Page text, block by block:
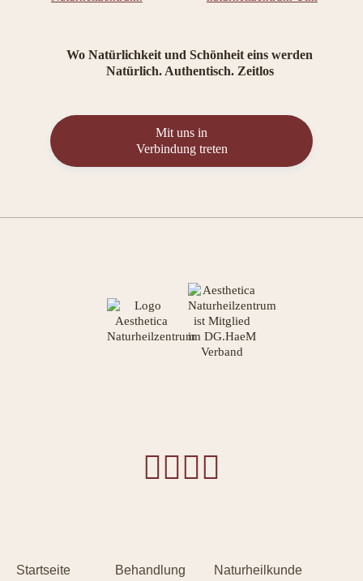
Wo Natürlichkeit und Schönheit eins werden
Natürlich. Authentisch. Zeitlos
Mit uns in
Verbindung treten

Startseite
Behandlung
Naturheilkunde